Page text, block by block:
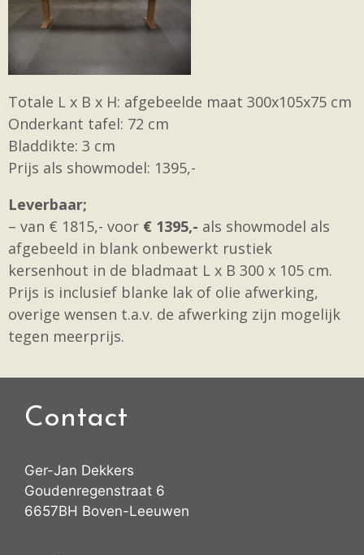
Totale L x B x H: afgebeelde maat 300x105x75 cm
Onderkant tafel: 72 cm
Bladdikte: 3 cm
Prijs als showmodel: 1395,-
Leverbaar;
– van € 1815,- voor € 1395,- als showmodel als
afgebeeld in blank onbewerkt rustiek
kersenhout in de bladmaat L x B 300 x 105 cm.
Prijs is inclusief blanke lak of olie afwerking,
overige wensen t.a.v. de afwerking zijn mogelijk
tegen meerprijs.
Contact
Ger-Jan Dekkers
Goudenregenstraat 6
6657BH Boven-Leeuwen